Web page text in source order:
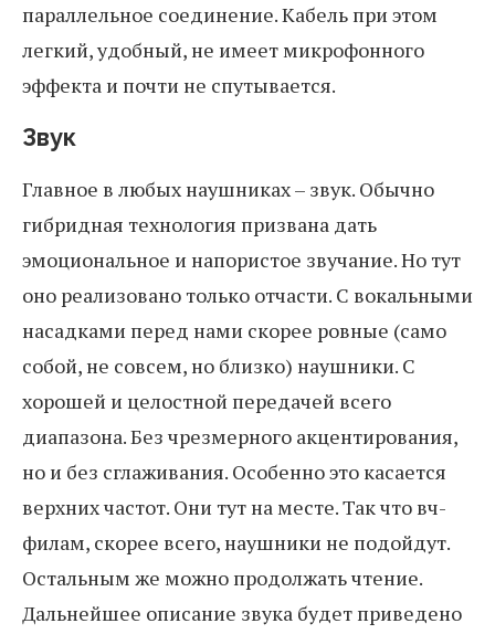
параллельное соединение. Кабель при этом
легкий, удобный, не имеет микрофонного
эффекта и почти не спутывается.
Звук
Главное в любых наушниках – звук. Обычно
гибридная технология призвана дать
эмоциональное и напористое звучание. Но тут
оно реализовано только отчасти. С вокальными
насадками перед нами скорее ровные (само
собой, не совсем, но близко) наушники. С
хорошей и целостной передачей всего
диапазона. Без чрезмерного акцентирования,
но и без сглаживания. Особенно это касается
верхних частот. Они тут на месте. Так что вч-
филам, скорее всего, наушники не подойдут.
Остальным же можно продолжать чтение.
Дальнейшее описание звука будет приведено